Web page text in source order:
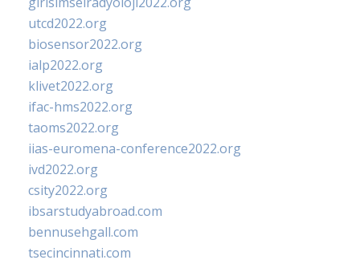
utcd2022.org
biosensor2022.org
ialp2022.org
klivet2022.org
ifac-hms2022.org
taoms2022.org
iias-euromena-conference2022.org
ivd2022.org
csity2022.org
ibsarstudyabroad.com
bennusehgall.com
tsecincinnati.com